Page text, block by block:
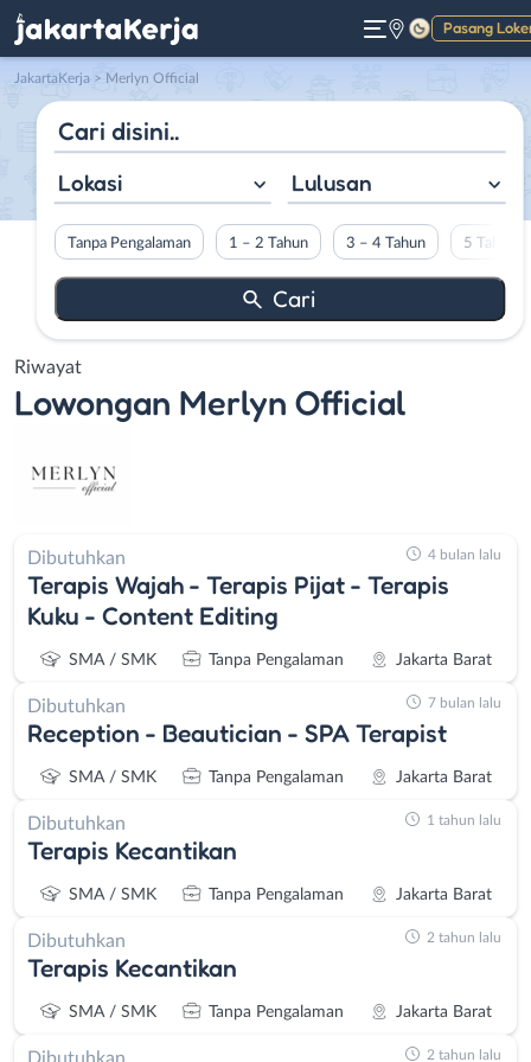
Pasang
Gelap
JakartaKerja > Merlyn Official
Lokasi Lulusan
Tanpa Pengalaman 1 – 2 Tahun 3 – 4 Tahun 5 Tahun
Riwayat
Lowongan Merlyn Official
Dibutuhkan
Terapis Wajah - Terapis Pijat - Terapis
Kuku - Content Editing
SMA / SMK Tanpa Pengalaman Jakarta Barat
4 bulan lalu
Dibutuhkan
Reception - Beautician - SPA Terapist
SMA / SMK Tanpa Pengalaman Jakarta Barat
7 bulan lalu
Dibutuhkan
Terapis Kecantikan
SMA / SMK Tanpa Pengalaman Jakarta Barat
1 tahun lalu
Dibutuhkan
Terapis Kecantikan
SMA / SMK Tanpa Pengalaman Jakarta Barat
2 tahun lalu
2 tahun lalu